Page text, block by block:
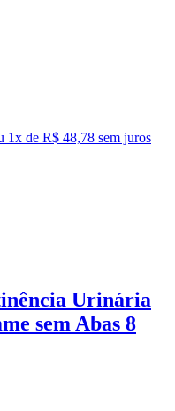
1x de R$ 48,78 sem juros
Urinária
sem Abas 8